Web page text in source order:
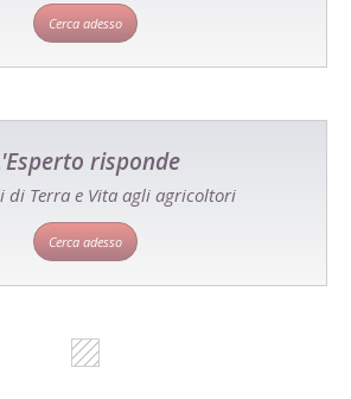
Cerca adesso
risponde
di Terra e Vita agli agricoltori
Cerca adesso